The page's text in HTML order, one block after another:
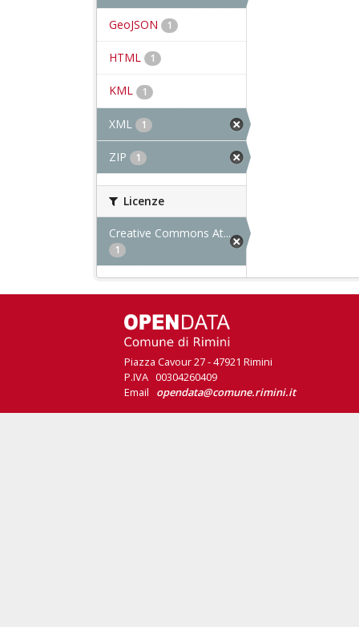
GeoJSON 1
HTML 1
KML 1
XML 1
ZIP 1
Licenze
Creative Commons At...
1
Piazza Cavour 27 - 47921 Rimini
P.IVA 00304260409
Email opendata@comune.rimini.it